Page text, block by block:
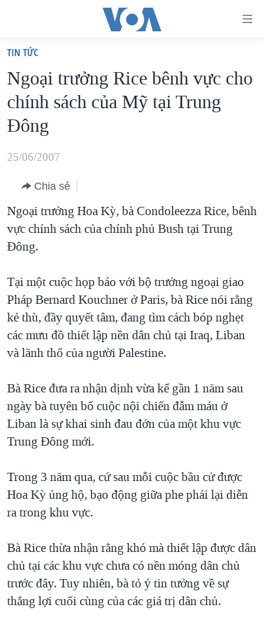
truy
cập
Tới
nội
chính
hướng
chính
Đi
"Tìm"
VIỆT NAM
HOA KỲ
BIỂN ĐÔNG
THẾ GIỚI
DIỄN ĐÀN
MỤC
TỰ DO BÁO CHÍ
VẠCH TRẦN TIN GIẢ
NGƯỜI VIỆT HẢI NGOẠI
ĐỜI SỐNG
KINH TẾ
KHOA HỌC
VĂN HOÁ
THỂ THAO
GIÁO DỤC
CHUYÊN ĐỀ
CHIẾN TRANH THƯƠNG MẠI CỦA MỸ: QUÁ KHỨ VÀ HIỆN
HÀNH TRÌNH BẦU CỬ 2024
MỘT NĂM CHIẾN TRANH TẠI DẢI GAZA
GIẢI MÃ VÀNH ĐAI & CON ĐƯỜNG
NGÀY TỊ NẠN THẾ GIỚI
GROUND ZERO – XƯA VÀ NAY
CÁC GIÁ TRỊ CỘNG HÒA Ở VIỆT NAM
TRỊNH VĨNH BÌNH VS. CHÍNH PHỦ VIỆT NAM
NGƯ DÂN VIỆT VÀ LÀN SÓNG TRỘM HẢI SÂM
QUAN HỆ VIỆT MỸ
HỌC TIẾNG ANH
VIDEO
NGHE
MẠNG XÃ HỘI
Ngôn ngữ khác
TIN TỨC
Ngoại trưởng Rice bênh vực cho
chính sách của Mỹ tại Trung
Ðông
25/06/2007
Chia sẻ
Ngoại trưởng Hoa Kỳ, bà Condoleezza Rice, bênh
vực chính sách của chính phủ Bush tại Trung
Ðông.
Tại một cuộc họp báo với bộ trưởng ngoại giao
Pháp Bernard Kouchner ở Paris, bà Rice nói rằng
kẻ thù, đầy quyết tâm, đang tìm cách bóp nghẹt
các mưu đồ thiết lập nền dân chủ tại Iraq, Liban
và lãnh thổ của người Palestine.
Bà Rice đưa ra nhận dịnh vừa kể gần 1 năm sau
ngày bà tuyên bố cuộc nội chiến đẫm máu ở
Liban là sự khai sinh đau đớn của một khu vực
Trung Đông mới.
Trong 3 năm qua, cứ sau mỗi cuộc bầu cử được
Hoa Kỳ ủng hộ, bạo động giữa phe phái lại diễn
ra trong khu vực.
Bà Rice thừa nhận rằng khó mà thiết lập được dân
chủ tại các khu vực chưa có nền móng dân chủ
trước đây. Tuy nhiên, bà tỏ ý tin tưởng về sự
thắng lợi cuối cùng của các giá trị dân chủ.